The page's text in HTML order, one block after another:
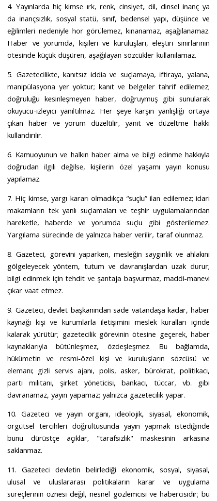
4. Yayınlarda hiç kimse ırk, renk, cinsiyet, dil, dinsel inanç ya
da inançsızlık, sosyal statü, sınıf, bedensel yapı, düşünce ve
eğilimleri nedeniyle hor görülemez, kınanamaz, aşağılanamaz.
Haber ve yorumda, kişileri ve kuruluşları, eleştiri sınırlarının
ötesinde küçük düşüren, aşağılayan sözcükler kullanılamaz.
5. Gazetecilikte, kanıtsız iddia ve suçlamaya, iftiraya, yalana,
manipülasyona yer yoktur; kanıt ve belgeler tahrif edilemez;
doğruluğu kesinleşmeyen haber, doğruymuş gibi sunularak
okuyucu-izleyici yanıltılmaz. Her şeye karşın yanlışlığı ortaya
çıkan haber ve yorum düzeltilir, yanıt ve düzeltme hakkı
kullandırılır.
6. Kamuoyunun ve halkın haber alma ve bilgi edinme hakkıyla
doğrudan ilgili değilse, kişilerin özel yaşamı yayın konusu
yapılamaz.
7. Hiç kimse, yargı kararı olmadıkça “suçlu” ilan edilemez; idari
makamların tek yanlı suçlamaları ve teşhir uygulamalarından
hareketle, haberde ve yorumda suçlu gibi gösterilemez.
Yargılama sürecinde de yalnızca haber verilir, taraf olunmaz.
8. Gazeteci, görevini yaparken, mesleğin saygınlık ve ahlakını
gölgeleyecek yöntem, tutum ve davranışlardan uzak durur;
bilgi edinmek için tehdit ve şantaja başvurmaz, maddi-manevi
çıkar vaat etmez.
9. Gazeteci, devlet başkanından sade vatandaşa kadar, haber
kaynağı kişi ve kurumlarla iletişimini meslek kuralları içinde
kalarak yürütür; gazetecilik görevinin ötesine geçerek, haber
kaynaklarıyla bütünleşmez, özdeşleşmez. Bu bağlamda,
hükümetin ve resmi-özel kişi ve kuruluşların sözcüsü ve
elemanı; gizli servis ajanı, polis, asker, bürokrat, politikacı,
parti militanı, şirket yöneticisi, bankacı, tüccar, vb. gibi
davranamaz, yayın yapamaz; yalnızca gazetecilik yapar.
10. Gazeteci ve yayın organı, ideolojik, siyasal, ekonomik,
örgütsel tercihleri doğrultusunda yayın yapmak istediğinde
bunu dürüstçe açıklar, "tarafsızlık" maskesinin arkasına
saklanmaz.
11. Gazeteci devletin belirlediği ekonomik, sosyal, siyasal,
ulusal ve uluslararası politikaların karar ve uygulama
süreçlerinin öznesi değil, nesnel gözlemcisi ve habercisidir; bu